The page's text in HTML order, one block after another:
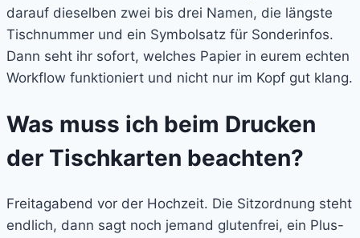
darauf dieselben zwei bis drei Namen, die längste
Tischnummer und ein Symbolsatz für Sonderinfos.
Dann seht ihr sofort, welches Papier in eurem echten
Workflow funktioniert und nicht nur im Kopf gut klang.
Was muss ich beim Drucken
der Tischkarten beachten?
Freitagabend vor der Hochzeit. Die Sitzordnung steht
endlich, dann sagt noch jemand glutenfrei, ein Plus-